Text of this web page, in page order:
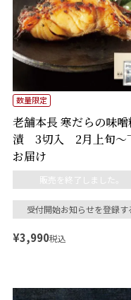
老舗本長 寒だらの味噌
漬 3切入 2月上旬～
お届け
数量限定
販売を終了しました。
受付開始お知らせを登録す
¥3,990税込